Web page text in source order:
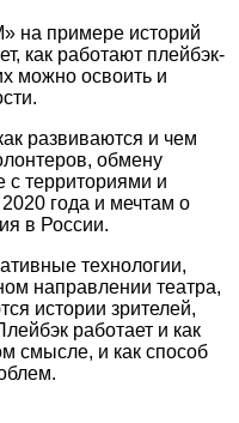
на примере историй
как работают плейбэк-
можно освоить и
развиваются и чем
обмену
территориями и
года и мечтам о
в России.
технологии,
направлении театра,
истории зрителей,
работает и как
смысле, и как способ